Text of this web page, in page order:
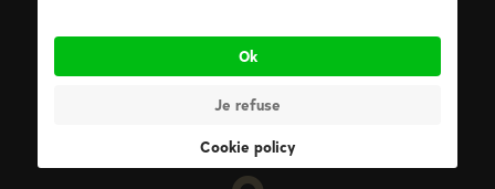
Ok
Je refuse
Cookie policy